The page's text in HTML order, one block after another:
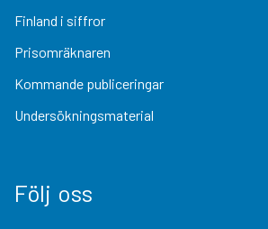
Finland i siffror
Prisomräknaren
Kommande publiceringar
Undersökningsmaterial
Följ oss